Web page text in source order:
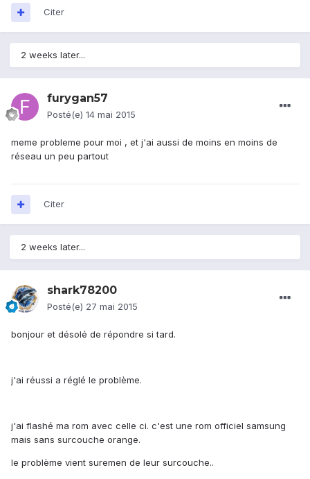
Citer
2 weeks later...
furygan57
Posté(e) 14 mai 2015
meme probleme pour moi , et j'ai aussi de moins en moins de
réseau un peu partout
Citer
2 weeks later...
shark78200
Posté(e) 27 mai 2015
bonjour et désolé de répondre si tard.
j'ai réussi a réglé le problème.
j'ai flashé ma rom avec celle ci. c'est une rom officiel samsung
mais sans surcouche orange.
le problème vient suremen de leur surcouche..